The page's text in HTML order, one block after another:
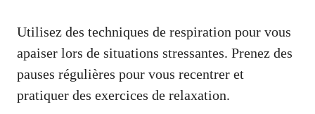
Utilisez des techniques de respiration pour vous
apaiser lors de situations stressantes. Prenez des
pauses régulières pour vous recentrer et
pratiquer des exercices de relaxation.